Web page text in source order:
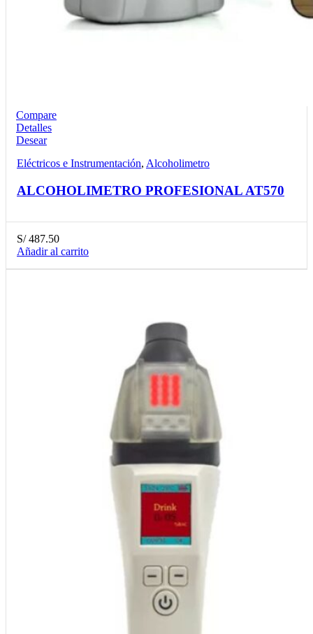
Compare
Detalles
Desear
Eléctricos e Instrumentación, Alcoholimetro
ALCOHOLIMETRO PROFESIONAL AT570
S/487.50
Añadir al carrito